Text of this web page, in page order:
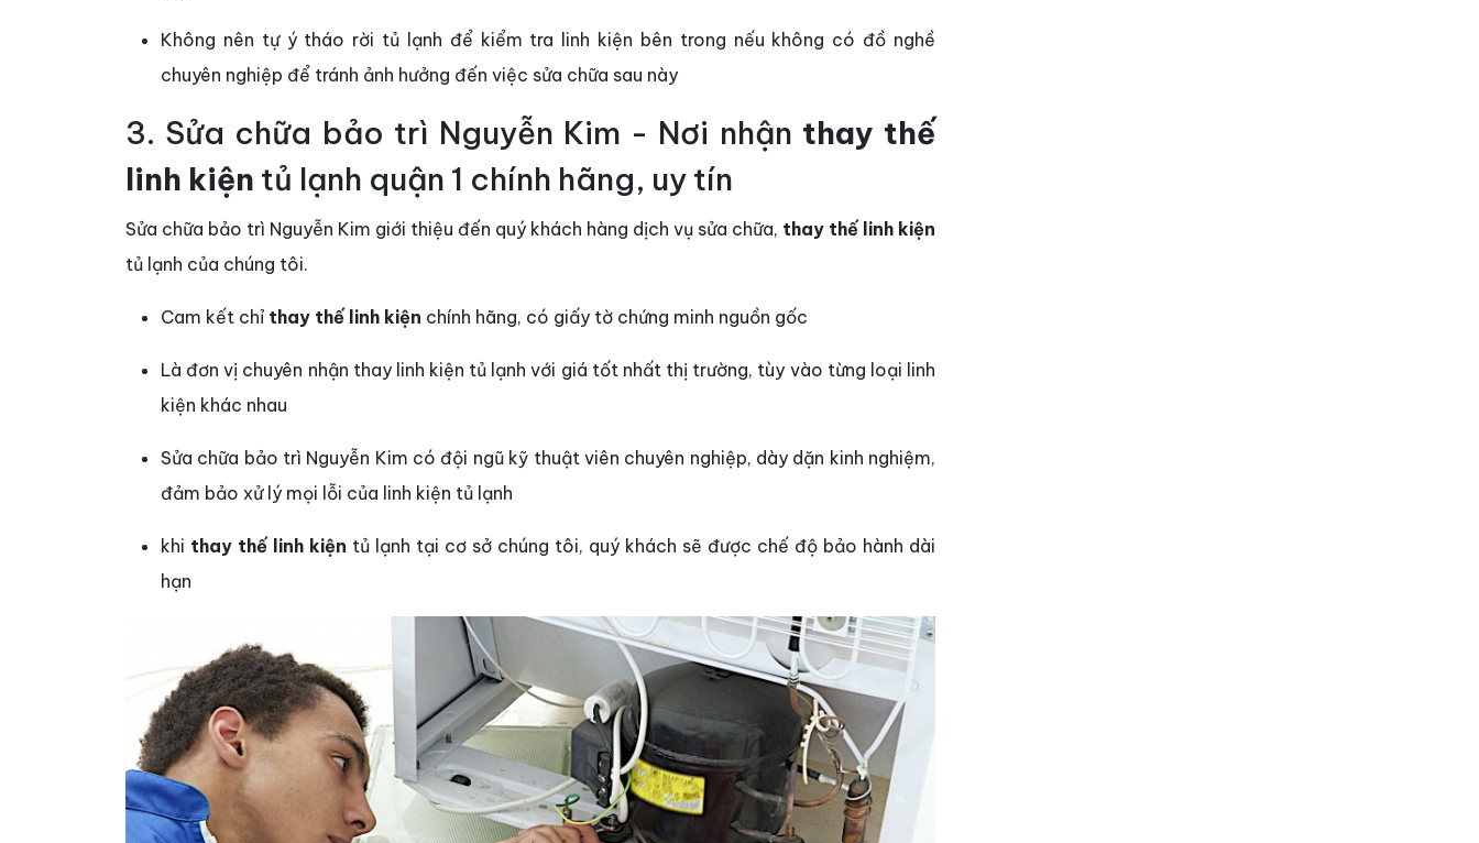
Không nên tự ý tháo rời tủ lạnh để kiểm tra linh kiện bên trong nếu không có đồ nghề
chuyên nghiệp để tránh ảnh hưởng đến việc sửa chữa sau này
3. Sửa chữa bảo trì Nguyễn Kim - Nơi nhận thay thế
linh kiện tủ lạnh quận 1 chính hãng, uy tín
Sửa chữa bảo trì Nguyễn Kim giới thiệu đến quý khách hàng dịch vụ sửa chữa, thay thế linh kiện
tủ lạnh của chúng tôi.
Cam kết chỉ thay thế linh kiện chính hãng, có giấy tờ chứng minh nguồn gốc
Là đơn vị chuyên nhận thay linh kiện tủ lạnh với giá tốt nhất thị trường, tùy vào từng loại linh
kiện khác nhau
Sửa chữa bảo trì Nguyễn Kim có đội ngũ kỹ thuật viên chuyên nghiệp, dày dặn kinh nghiệm,
đảm bảo xử lý mọi lỗi của linh kiện tủ lạnh
khi thay thế linh kiện tủ lạnh tại cơ sở chúng tôi, quý khách sẽ được chế độ bảo hành dài
hạn